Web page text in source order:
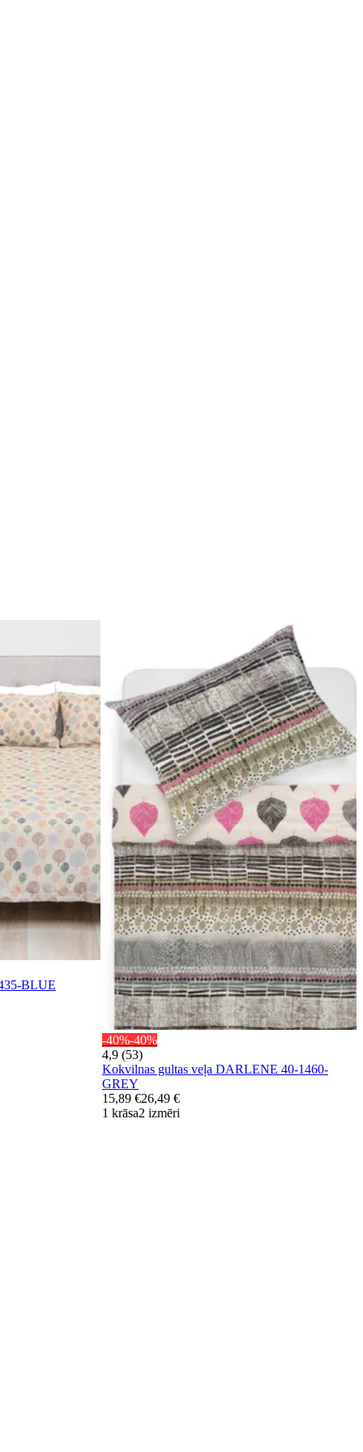
BLUE
-40%-40%
4,9 (53)
Kokvilnas gultas veļa DARLENE 40-1460-
GREY
15,89 €26,49 €
1 krāsa2 izmēri